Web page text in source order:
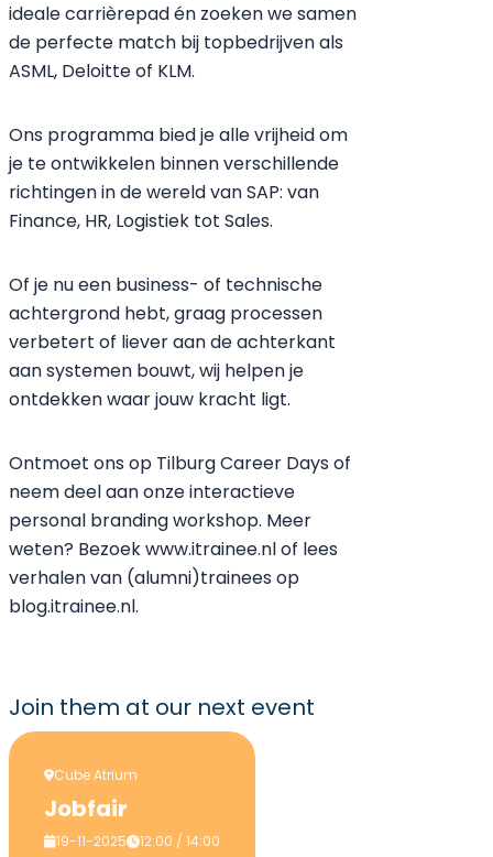
ideale carrièrepad én zoeken we samen
de perfecte match bij topbedrijven als
ASML, Deloitte of KLM.
Ons programma bied je alle vrijheid om
je te ontwikkelen binnen verschillende
richtingen in de wereld van SAP: van
Finance, HR, Logistiek tot Sales.
Of je nu een business- of technische
achtergrond hebt, graag processen
verbetert of liever aan de achterkant
aan systemen bouwt, wij helpen je
ontdekken waar jouw kracht ligt.
Ontmoet ons op Tilburg Career Days of
neem deel aan onze interactieve
personal branding workshop. Meer
weten? Bezoekwww.itrainee.nlof lees
verhalen van (alumni)trainees op
blog.itrainee.nl.
Join them at our next event
Cube Atrium
Jobfair
19-11-2025 12:00 / 14:00